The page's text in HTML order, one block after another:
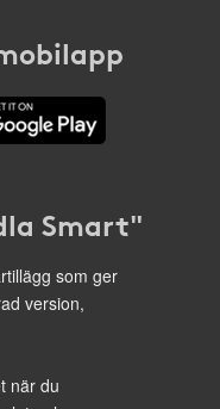
Smart"
som ger
version,
när du